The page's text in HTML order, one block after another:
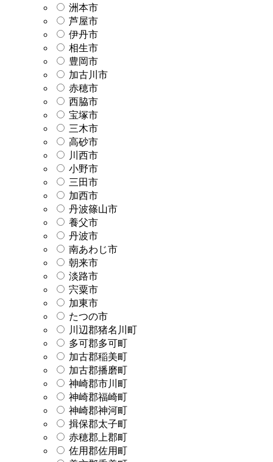
洲本市
芦屋市
伊丹市
相生市
豊岡市
加古川市
赤穂市
西脇市
宝塚市
三木市
高砂市
川西市
小野市
三田市
加西市
丹波篠山市
養父市
丹波市
南あわじ市
朝来市
淡路市
宍粟市
加東市
たつの市
川辺郡猪名川町
多可郡多可町
加古郡稲美町
加古郡播磨町
神崎郡市川町
神崎郡福崎町
神崎郡神河町
揖保郡太子町
赤穂郡上郡町
佐用郡佐用町